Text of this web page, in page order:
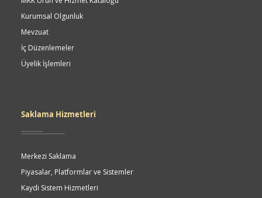
Kurumsal Olgunluk
Mevzuat
İç Düzenlemeler
Üyelik İşlemleri
Saklama Hizmetleri
Merkezi Saklama
Piyasalar, Platformlar ve Sistemler
Kaydi Sistem Hizmetleri